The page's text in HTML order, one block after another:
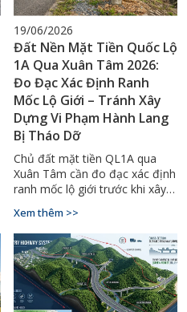
19/06/2026
Đất Nền Mặt Tiền Quốc Lộ
1A Qua Xuân Tâm 2026:
Đo Đạc Xác Định Ranh
Mốc Lộ Giới – Tránh Xây
Dựng Vi Phạm Hành Lang
Bị Tháo Dỡ
Chủ đất mặt tiền QL1A qua
Xuân Tâm cần đo đạc xác định
ranh mốc lộ giới trước khi xây
Nai: 0927.900.068.
Xem thêm >>